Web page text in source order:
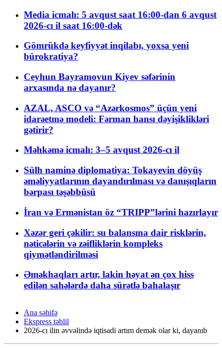
Media icmalı: 5 avqust saat 16:00-dan 6 avqust
2026-cı il saat 16:00-dək
Gömrükdə keyfiyyət inqilabı, yoxsa yeni
bürokratiya?
Ceyhun Bayramovun Kiyev səfərinin
arxasında nə dayanır?
AZAL, ASCO və “Azərkosmos” üçün yeni
idarəetmə modeli: Fərman hansı dəyişiklikləri
gətirir?
Məhkəmə icmalı: 3–5 avqust 2026-cı il
Sülh naminə diplomatiya: Tokayevin döyüş
əməliyyatlarının dayandırılması və danışıqların
bərpası təşəbbüsü
İran və Ermənistan öz “TRIPP”lərini hazırlayır
Xəzər geri çəkilir: su balansına dair risklərin,
nəticələrin və zəifliklərin kompleks
qiymətləndirilməsi
Əməkhaqları artır, lakin həyat ən çox hiss
edilən sahələrdə daha sürətlə bahalaşır
Ana səhifə
Ekspress təhlil
2026-cı ilin əvvəlində iqtisadi artım demək olar ki, dayanıb